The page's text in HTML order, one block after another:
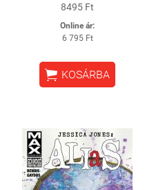
8495 Ft
Online ár:
6 795 Ft
 KOSÁRBA